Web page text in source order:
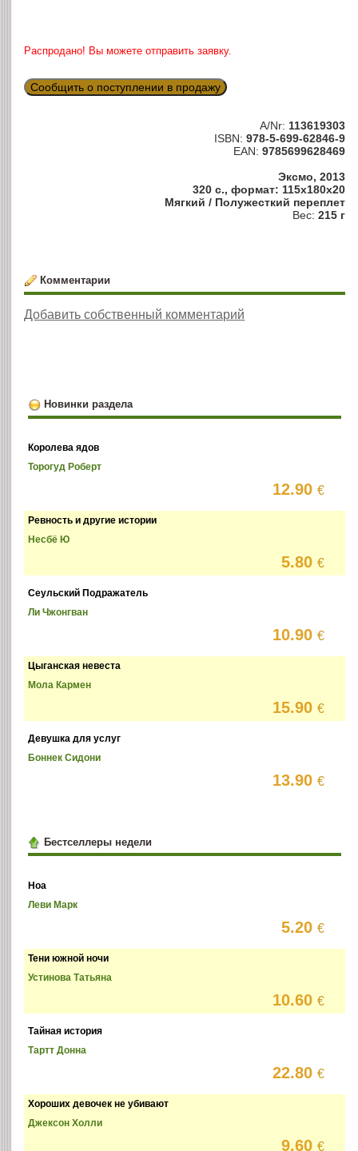
Распродано! Вы можете отправить заявку.
Сообщить о поступлении в продажу
A/Nr: 113619303
ISBN: 978-5-699-62846-9
EAN: 9785699628469
Эксмо, 2013
320 с., формат: 115x180x20
Мягкий / Полужесткий переплет
Вес: 215 г
Комментарии
Добавить собственный комментарий
Новинки раздела
Королева ядов
Торогуд Роберт
12.90€
Ревность и другие истории
Несбё Ю
5.80€
Сеульский Подражатель
Ли Чжонгван
10.90€
Цыганская невеста
Мола Кармен
15.90€
Девушка для услуг
Боннек Сидони
13.90€
Бестселлеры недели
Ноа
Леви Марк
5.20€
Тени южной ночи
Устинова Татьяна
10.60€
Тайная история
Тартт Донна
22.80€
Хороших девочек не убивают
Джексон Холли
9.60€